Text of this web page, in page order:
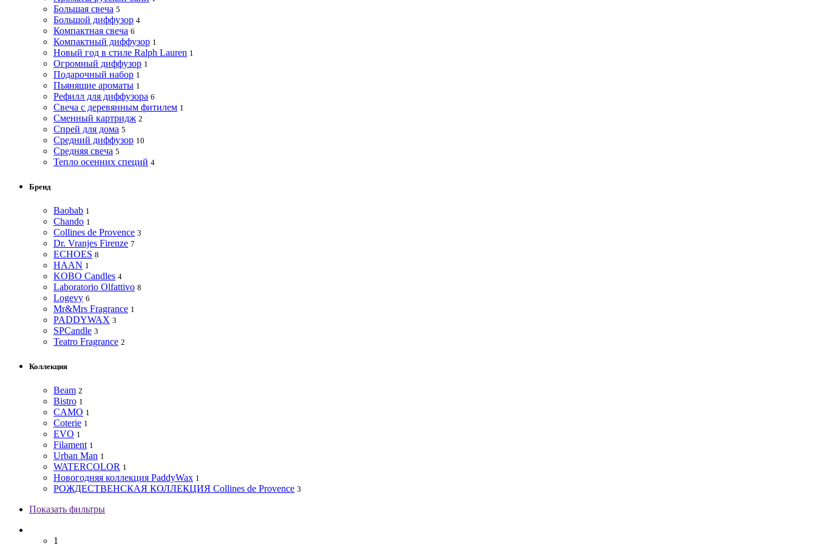
Большая свеча 5
Большой диффузор 4
Компактная свеча 6
Компактный диффузор 1
Новый год в стиле Ralph Lauren 1
Огромный диффузор 1
Подарочный набор 1
Пьянящие ароматы 1
Рефилл для диффузора 6
Свеча с деревянным фитилем 1
Сменный картридж 2
Спрей для дома 5
Средний диффузор 10
Средняя свеча 5
Тепло осенних специй 4
Бренд
Baobab 1
Chando 1
Collines de Provence 3
Dr. Vranjes Firenze 7
ECHOES 8
HAAN 1
KOBO Candles 4
Laboratorio Olfattivo 8
Logevy 6
Mr&Mrs Fragrance 1
PADDYWAX 3
SPCandle 3
Teatro Fragrance 2
Коллекция
Beam 2
Bistro 1
CAMO 1
Coterie 1
EVO 1
Filament 1
Urban Man 1
WATERCOLOR 1
Новогодняя коллекция PaddyWax 1
РОЖДЕСТВЕНСКАЯ КОЛЛЕКЦИЯ Collines de Provence 3
Показать фильтры
1